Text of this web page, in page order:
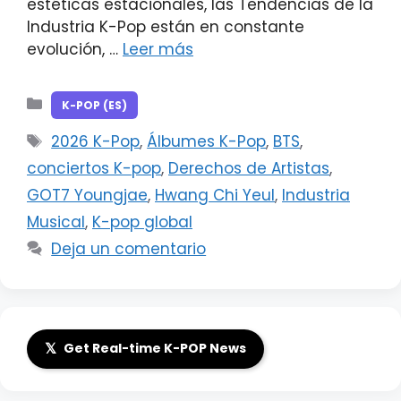
Industria K-Pop están en constante
evolución, … Leer más
Categorías
K-POP (ES)
Etiquetas
2026 K-Pop, Álbumes K-Pop, BTS,
conciertos K-pop, Derechos de Artistas,
GOT7 Youngjae, Hwang Chi Yeul, Industria
Musical, K-pop global
Deja un comentario
𝕏 Get Real-time K-POP News